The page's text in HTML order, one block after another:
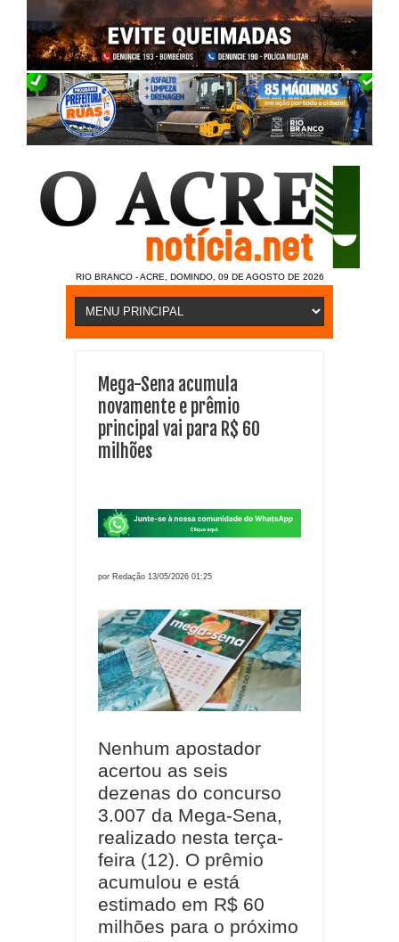
RIO BRANCO - ACRE, DOMINDO, 09 DE AGOSTO DE 2026
Mega-Sena acumula
novamente e prêmio
principal vai para R$ 60
milhões
por Redação 13/05/2026 01:25
Nenhum apostador
acertou as seis
dezenas do concurso
3.007 da Mega-Sena,
realizado nesta terça-
feira (12). O prêmio
acumulou e está
estimado em R$ 60
milhões para o próximo